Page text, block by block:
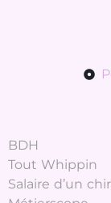
BDH
Tout Whippin
Salaire d’un